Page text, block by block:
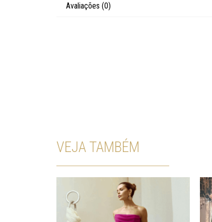
Avaliações (0)
VEJA TAMBÉM